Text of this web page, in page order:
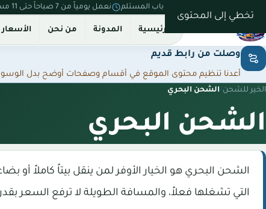
تخطي إلى المحتوى
نستلم من بيتك ونسلّم على باب المستلم نعمل يومياً من 7 صباحاً حتى 11 مساءً
الرئيسية المدونة من نحن الأسعار
وصلت من رابط قديم
أعدنا تنظيم محتوى الموقع في أقسام وصفحات أوضح بدل الوسوم
الخير للشحن/الشحن البحري
الشحن البحري
الشحن البحري هو الخيار الأوفر لمن ينقل بيتاً كاملاً أو
التي تشغلها فعلاً، والمسافة الطويلة لا ترفع السعر